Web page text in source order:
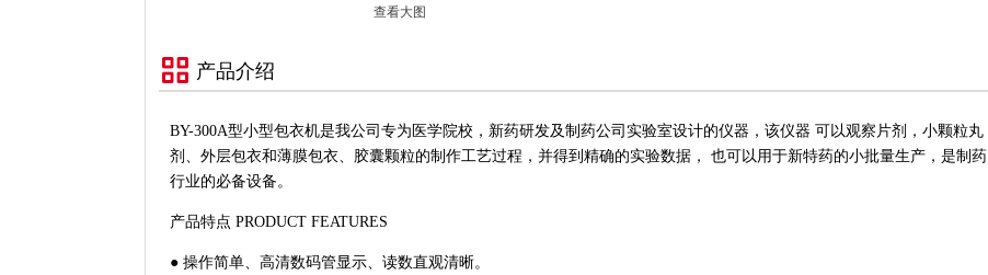
查看大图
产品介绍
BY-300A型小型包衣机是我公司专为医学院校，新药研发及制药公司实验室设计的仪器，该仪器 可以观察片剂，小颗粒丸
剂、外层包衣和薄膜包衣、胶囊颗粒的制作工艺过程，并得到精确的实验数据， 也可以用于新特药的小批量生产，是制药
行业的必备设备。
产品特点 PRODUCT FEATURES
● 操作简单、高清数码管显示、读数直观清晰。